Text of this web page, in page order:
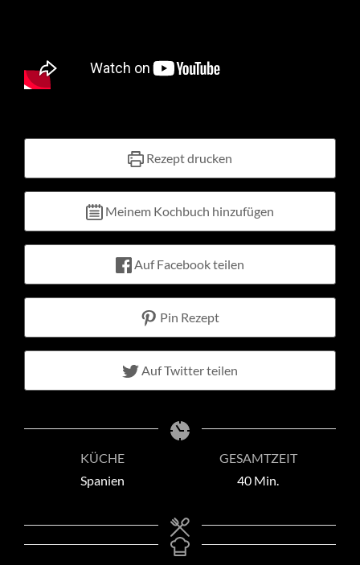
Rezept drucken
Meinem Kochbuch hinzufügen
Auf Facebook teilen
Pin Rezept
Auf Twitter teilen
KÜCHE
Spanien
GESAMTZEIT
40Minuten
Min.